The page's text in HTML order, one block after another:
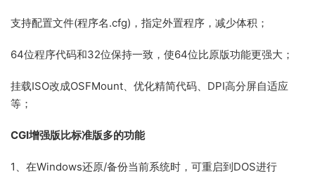
支持配置文件(程序名.cfg)，指定外置程序，减少体积；
64位程序代码和32位保持一致，使64位比原版功能更强大；
挂载ISO改成OSFMount、优化精简代码、DPI高分屏自适应
等；
CGI增强版比标准版多的功能
1、在Windows还原/备份当前系统时，可重启到DOS进行